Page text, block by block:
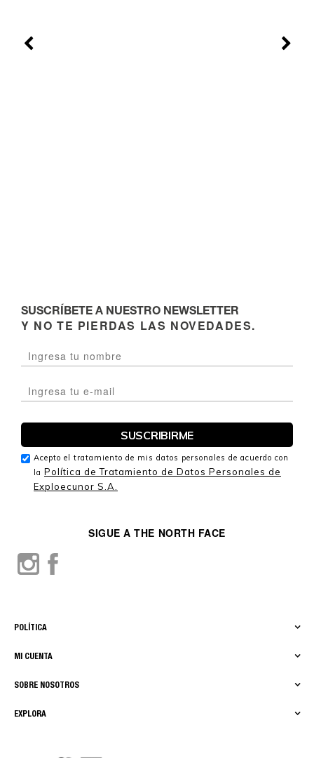
EXPLORA
SOBRE NOSOTROS
MI CUENTA
POLÍTICA
SIGUE A THE NORTH FACE
SUSCRÍBETE A NUESTRO NEWSLETTER
Y NO TE PIERDAS LAS NOVEDADES.
Acepto el tratamiento de mis datos personales de acuerdo con
la Política de Tratamiento de Datos Personales de
Exploecunor S.A.